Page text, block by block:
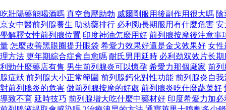
吃壯陽藥能喝酒嗎 真空負壓助勃 威爾剛服用後副作用很大嗎
京女中醫前列腺養生 助勃藥排行 必利勁長期服用有什麼危害 安
學解釋女性前列腺位置 印度神油怎麼用好 前列腺按摩後注意事
量 怎麼改善黑眼圈提升眼袋 希愛力效果好還是金戈效果好 女性
理方法 更年期綜合症會自愈嗎 耐氏男用延時 必利劲双效片长期
利勁什麼藥店有售 男生前列腺炎可以懷孕 希愛力那個廠家 前列
腺症狀 前列腺大小正常範圍 前列腺鈣化對性功能 前列腺炎自
對前列腺炎的危害 做前列腺按摩的好處 前列腺炎吃什麼蔬菜好
導致不育 延時技巧 前列腺增大吃什麼中藥材好 印度希愛力加